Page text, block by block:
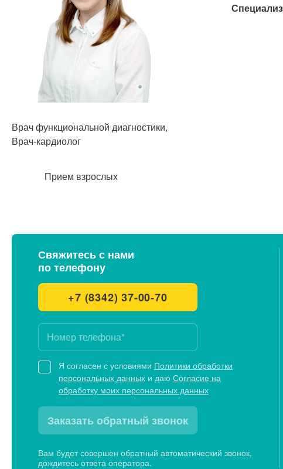
Врач функциональной диагностики,
Врач-кардиолог
Прием взрослых
Свяжитесь с нами
по телефону
+7 (8342) 37-00-70
Я согласен с условиями Политики обработки
персональных данных и даю Согласие на
обработку моих персональных данных
Заказать обратный звонок
Вам будет совершен обратный автоматический звонок,
дождитесь ответа оператора.